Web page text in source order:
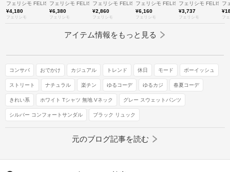
フェリシモ FELISSIMO
¥4,180
フェリシモ
フェリシモ FELISSIMO
¥6,380
フェリシモ
フェリシモ FELISSIMO
¥2,860
フェリシモ
フェリシモ FELISSIMO
¥6,160
フェリシモ
フェリシモ
¥3,737
フェリシモ
フ
フ
アイテム情報をもっと見る
コンサバ おでかけ カジュアル トレンド 休日 モード ボーイッシュ
ストリート ナチュラル 楽チン ゆるコーデ ゆるカジ 春夏コーデ
きれい系 ホワイト Tシャツ 無地 Vネック グレー スウェットパンツ
シルバー コンフォートサンダル ブラック リュック
元のブログ記事を読む